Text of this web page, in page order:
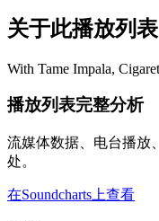
关于此播放列表
With Tame Impala,
播放列表完整分析
流媒体数据、电台播放
处。
在Soundcharts上查看